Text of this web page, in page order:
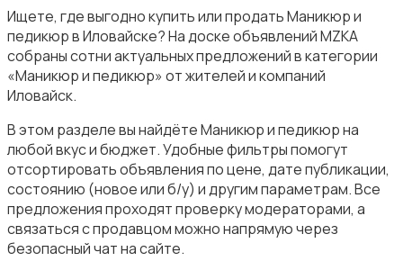
Солярии и загар
Ищете, где выгодно купить или продать Маникюр и
педикюр в Иловайске? На доске объявлений MZKA
собраны сотни актуальных предложений в категории
«Маникюр и педикюр» от жителей и компаний
Иловайск.
В этом разделе вы найдёте Маникюр и педикюр на
любой вкус и бюджет. Удобные фильтры помогут
отсортировать объявления по цене, дате публикации,
состоянию (новое или б/у) и другим параметрам. Все
предложения проходят проверку модераторами, а
связаться с продавцом можно напрямую через
безопасный чат на сайте.